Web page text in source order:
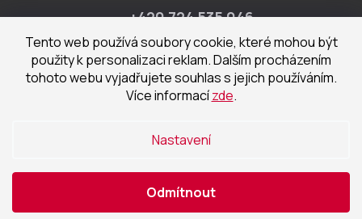
Tento web používá soubory cookie, které mohou být
použity k personalizaci reklam. Dalším procházením
tohoto webu vyjadřujete souhlas s jejich používáním.
Více informacízde.
Nastavení
Odmítnout
+420 724 535 046
Po-Pá 9:00 - 18:00 hod
obchod@cecetka.cz
370 01 České Budějovice